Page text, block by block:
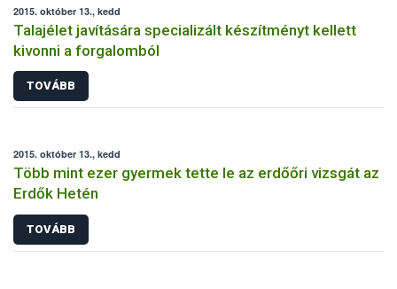
2015. október 13., kedd
Talajélet javítására specializált készítményt kellett
kivonni a forgalomból
TOVÁBB
2015. október 13., kedd
Több mint ezer gyermek tette le az erdőőri vizsgát az
Erdők Hetén
TOVÁBB